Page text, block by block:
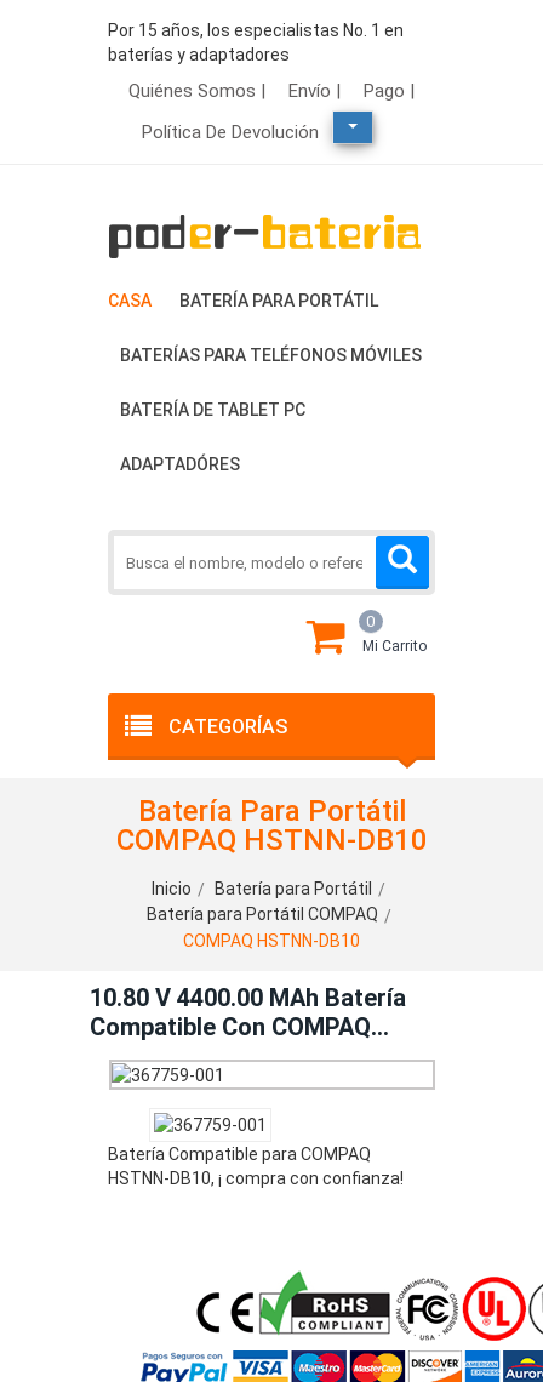
Por 15 años, los especialistas No. 1 en
baterías y adaptadores
Quiénes Somos | Envío |
Pago |
Política De Devolución
CASA BATERÍA PARA PORTÁTIL
BATERÍAS PARA TELÉFONOS MÓVILES
BATERÍA DE TABLET PC
ADAPTADÓRES
CATEGORÍAS
0
Mi Carrito
Batería Para Portátil
COMPAQ HSTNN-DB10
Inicio
Batería para Portátil
Batería para Portátil COMPAQ
COMPAQ HSTNN-DB10
10.80 V 4400.00 MAh Batería
Compatible Con COMPAQ
HSTNN-DB10
Batería Compatible para COMPAQ
HSTNN-DB10, ¡ compra con confianza!